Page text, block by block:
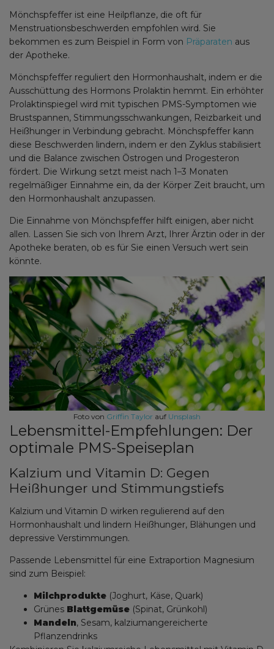
Mönchspfeffer ist eine Heilpflanze, die oft für
Menstruationsbeschwerden empfohlen wird. Sie
bekommen es zum Beispiel in Form von Präparaten aus
der Apotheke.
Mönchspfeffer reguliert den Hormonhaushalt, indem er die
Ausschüttung des Hormons Prolaktin hemmt. Ein erhöhter
Prolaktinspiegel wird mit typischen PMS-Symptomen wie
Brustspannen, Stimmungsschwankungen, Reizbarkeit und
Heißhunger in Verbindung gebracht. Mönchspfeffer kann
diese Beschwerden lindern, indem er den Zyklus stabilisiert
und die Balance zwischen Östrogen und Progesteron
fördert. Die Wirkung setzt meist nach 1–3 Monaten
regelmäßiger Einnahme ein, da der Körper Zeit braucht, um
den Hormonhaushalt anzupassen.
Die Einnahme von Mönchspfeffer hilft einigen, aber nicht
allen. Lassen Sie sich von Ihrem Arzt, Ihrer Ärztin oder in der
Apotheke beraten, ob es für Sie einen Versuch wert sein
könnte.
Foto von Griffin Taylor auf Unsplash
Lebensmittel-Empfehlungen: Der
optimale PMS-Speiseplan
Kalzium und Vitamin D: Gegen
Heißhunger und Stimmungstiefs
Kalzium und Vitamin D wirken regulierend auf den
Hormonhaushalt und lindern Heißhunger, Blähungen und
depressive Verstimmungen.
Passende Lebensmittel für eine Extraportion Magnesium
sind zum Beispiel:
Milchprodukte (Joghurt, Käse, Quark)
Grünes Blattgemüse (Spinat, Grünkohl)
Mandeln, Sesam, kalziumangereicherte
Pflanzendrinks